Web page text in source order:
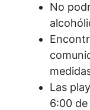
No
Las
6:00 de